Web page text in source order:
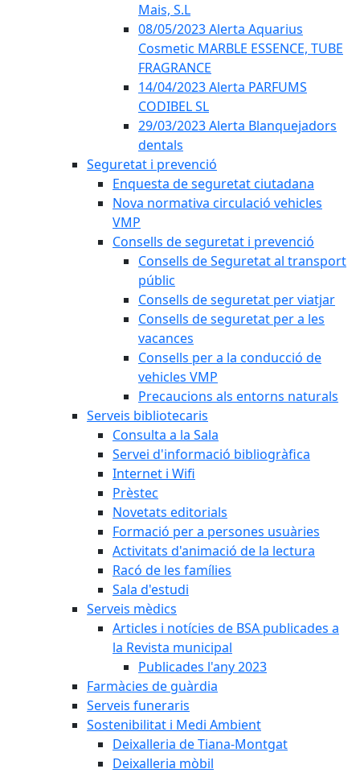
Mais, S.L
08/05/2023 Alerta Aquarius
Cosmetic MARBLE ESSENCE, TUBE
FRAGRANCE
14/04/2023 Alerta PARFUMS
CODIBEL SL
29/03/2023 Alerta Blanquejadors
dentals
Seguretat i prevenció
Enquesta de seguretat ciutadana
Nova normativa circulació vehicles
VMP
Consells de seguretat i prevenció
Consells de Seguretat al transport
públic
Consells de seguretat per viatjar
Consells de seguretat per a les
vacances
Consells per a la conducció de
vehicles VMP
Precaucions als entorns naturals
Serveis bibliotecaris
Consulta a la Sala
Servei d'informació bibliogràfica
Internet i Wifi
Prèstec
Novetats editorials
Formació per a persones usuàries
Activitats d'animació de la lectura
Racó de les famílies
Sala d'estudi
Serveis mèdics
Articles i notícies de BSA publicades a
la Revista municipal
Publicades l'any 2023
Farmàcies de guàrdia
Serveis funeraris
Sostenibilitat i Medi Ambient
Deixalleria de Tiana-Montgat
Deixalleria mòbil